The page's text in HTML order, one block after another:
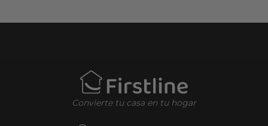
Convierte tu casa en tu hogar